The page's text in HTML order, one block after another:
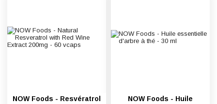
NOW Foods - Resvératrol
NOW Foods - Huile